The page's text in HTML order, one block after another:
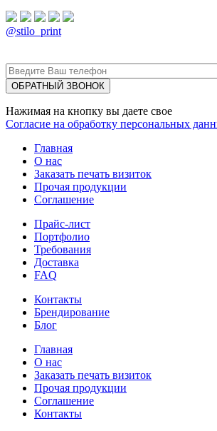
@stilo_print
Нажимая на кнопку вы даете свое
Согласие на обработку персональных
Главная
О нас
Заказать печать визиток
Прочая продукции
Соглашение
Прайс-лист
Портфолио
Требования
Доставка
FAQ
Контакты
Брендирование
Блог
Главная
О нас
Заказать печать визиток
Прочая продукции
Соглашение
Контакты